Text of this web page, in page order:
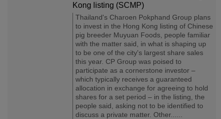
Kong listing (SCMP)
Thailand's Charoen Pokphand Group plans
to invest in the Hong Kong listing of Chinese
pig breeder Muyuan Foods, people familiar
with the matter said, in what is shaping up
to be one of the city's largest share sales
this year. CP Group was poised to
participate as a cornerstone investor –
which typically receives a guaranteed
allocation in exchange for agreeing to hold
shares for a set period – in the listing, the
people said, asking not to be identified to
discuss a private matter. Other......